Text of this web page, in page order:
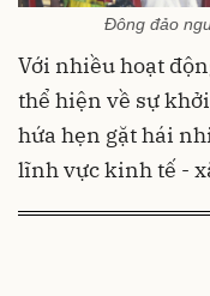
Đông đảo
Với nhiều hoạt
thể hiện về sự
hứa hẹn gặt hái
lĩnh vực kinh tế -